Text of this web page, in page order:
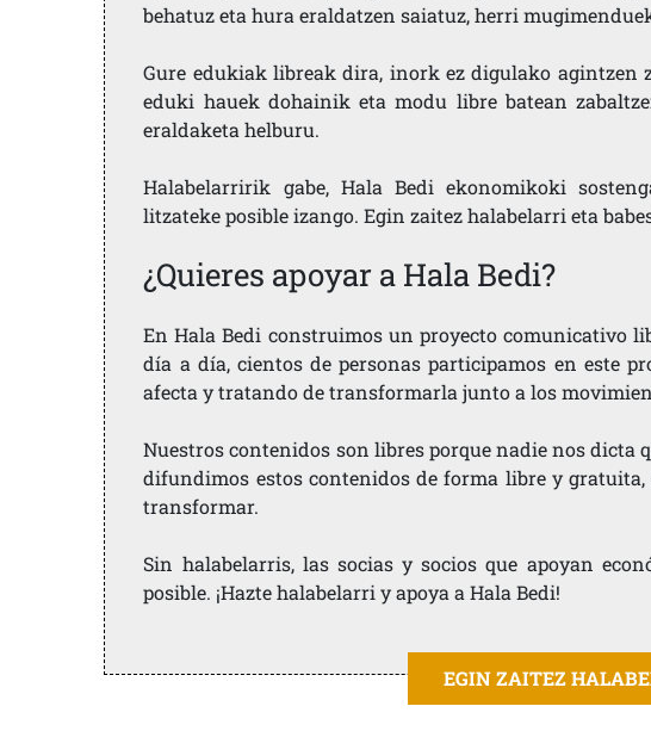
behatuz eta hura eraldatzen saiatuz, herri
Gure edukiak libreak dira, inork ez digulako agintzen
eduki hauek dohainik eta modu libre batean
eraldaketa helburu.
Halabelarririk gabe, Hala Bedi ekonomikoki
litzateke posible izango. Egin zaitez halabelarri eta
¿Quieres apoyar a Hala Bedi?
En Hala Bedi construimos un proyecto comunicativo
día a día, cientos de personas participamos en este
afecta y tratando de transformarla junto a los
Nuestros contenidos son libres porque nadie nos dicta
difundimos estos contenidos de forma libre y
transformar.
Sin halabelarris, las socias y socios que apoyan
posible. ¡Hazte halabelarri y apoya a Hala Bedi!
EGIN ZAITEZ